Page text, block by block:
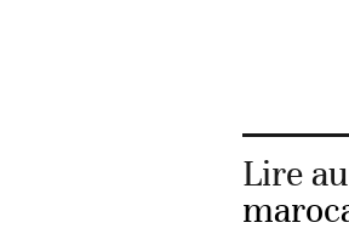
Lire